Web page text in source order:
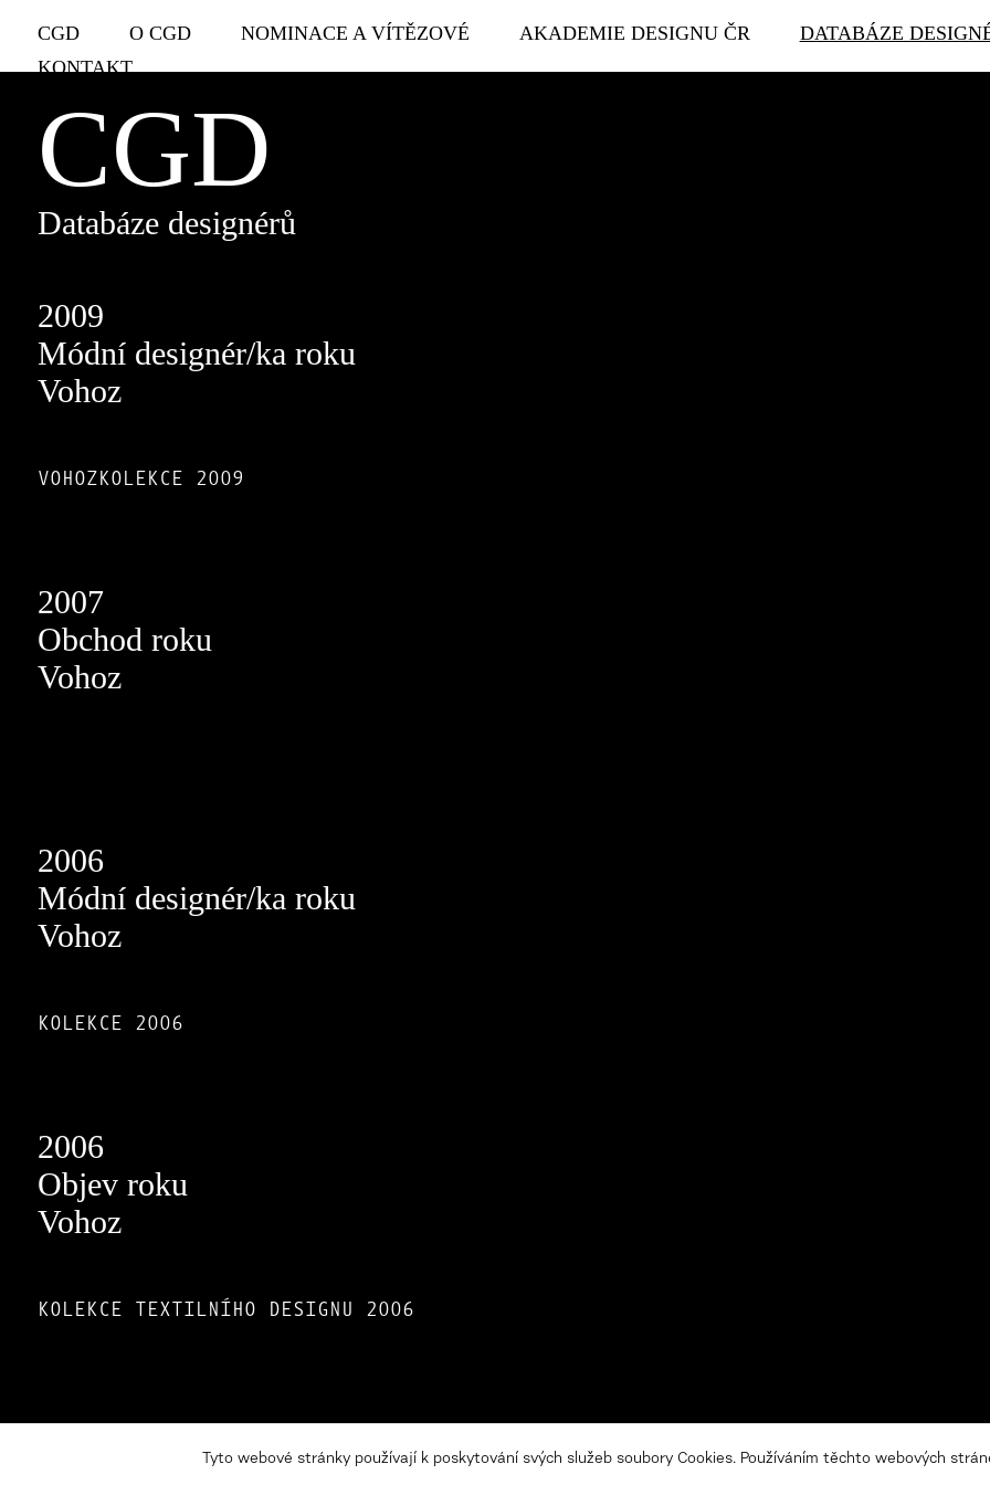
CGD O CGD NOMINACE A VÍTĚZOVÉ AKADEMIE DESIGNU ČR DATABÁZE
KONTAKT
CGD
Databáze designérů
2009
Módní designér/ka roku
Vohoz
VOHOZKOLEKCE 2009
2007
Obchod roku
Vohoz
2006
Módní designér/ka roku
Vohoz
KOLEKCE 2006
2006
Objev roku
Vohoz
KOLEKCE TEXTILNÍHO DESIGNU 2006
Newsletter
Zásady
Tyto webové stránky používají k poskytování svých služeb soubory Cookies. Používáním těchto webových